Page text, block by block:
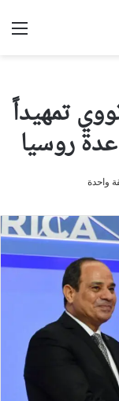
تمهيداً
روسيا
واحدة